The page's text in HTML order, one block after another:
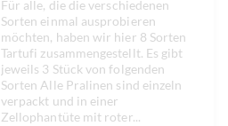
Für alle, die die verschiedenen
Sorten einmal ausprobieren
möchten, haben wir hier 8 Sorten
Tartufi zusammengestellt. Es gibt
jeweils 3 Stück von folgenden
Sorten Alle Pralinen sind einzeln
verpackt und in einer
Zellophantüte mit roter...